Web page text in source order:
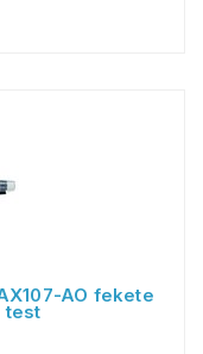
AO fekete
test